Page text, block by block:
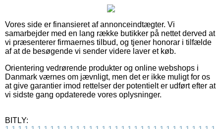
Vores side er finansieret af annonceindtægter. Vi
samarbejder med en lang række butikker på nettet derved at
vi præsenterer firmaernes tilbud, og tjener honorar i tilfælde
af at de besøgende vi sender videre laver et køb.
Orientering vedrørende produkter og online webshops i
Danmark værnes om jævnligt, men det er ikke muligt for os
at give garantier imod rettelser der potentielt er udført efter at
vi sidste gang opdaterede vores oplysninger.
BITLY: